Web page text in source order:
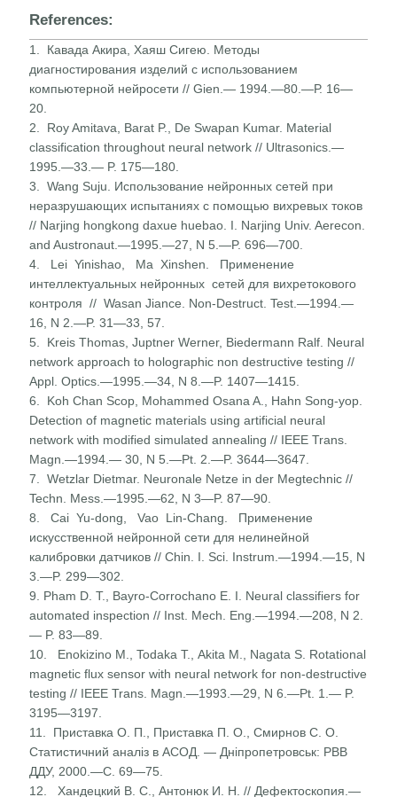
References:
1. Кавада Акира, Хаяш Сигею. Методы
диагностирования изделий с использованием
компьютерной нейросети // Gien.— 1994.—80.—Р. 16—
20.
2. Roy Amitava, Barat P., De Swapan Kumar. Material
classification throughout neural network // Ultrasonics.—
1995.—33.— P. 175—180.
3. Wang Suju. Использование нейронных сетей при
неразрушающих испытаниях с помощью вихревых токов
// Narjing hongkong daxue huebao. I. Narjing Univ. Aerecon.
and Austronaut.—1995.—27, N 5.—P. 696—700.
4. Lei Yinishao, Ma Xinshen. Применение
интеллектуальных нейронных сетей для вихретокового
контроля // Wasan Jiance. Non-Destruct. Test.—1994.—
16, N 2.—P. 31—33, 57.
5. Kreis Thomas, Juptner Werner, Biedermann Ralf. Neural
network approach to holographic non destructive testing //
Appl. Optics.—1995.—34, N 8.—P. 1407—1415.
6. Koh Chan Scop, Mohammed Osana A., Hahn Song-yop.
Detection of magnetic materials using artificial neural
network with modified simulated annealing // IEEE Trans.
Magn.—1994.— 30, N 5.—Pt. 2.—P. 3644—3647.
7. Wetzlar Dietmar. Neuronale Netze in der Megtechnic //
Techn. Mess.—1995.—62, N 3—P. 87—90.
8. Cai Yu-dong, Vao Lin-Chang. Применение
искусственной нейронной сети для нелинейной
калибровки датчиков // Chin. I. Sci. Instrum.—1994.—15, N
3.—P. 299—302.
9. Pham D. T., Bayro-Corrochano E. I. Neural classifiers for
automated inspection // Inst. Mech. Eng.—1994.—208, N 2.
— P. 83—89.
10. Enokizino M., Todaka Т., Akita M., Nagata S. Rotational
magnetic flux sensor with neural network for non-destructive
testing // IEEE Trans. Magn.—1993.—29, N 6.—Pt. 1.— P.
3195—3197.
11. Приставка О. П., Приставка П. О., Смирнов С. О.
Статистичний аналіз в АСОД. — Дніпропетровськ: РВВ
ДДУ, 2000.—С. 69—75.
12. Хандецкий В. С., Антонюк И. Н. // Дефектоскопия.—